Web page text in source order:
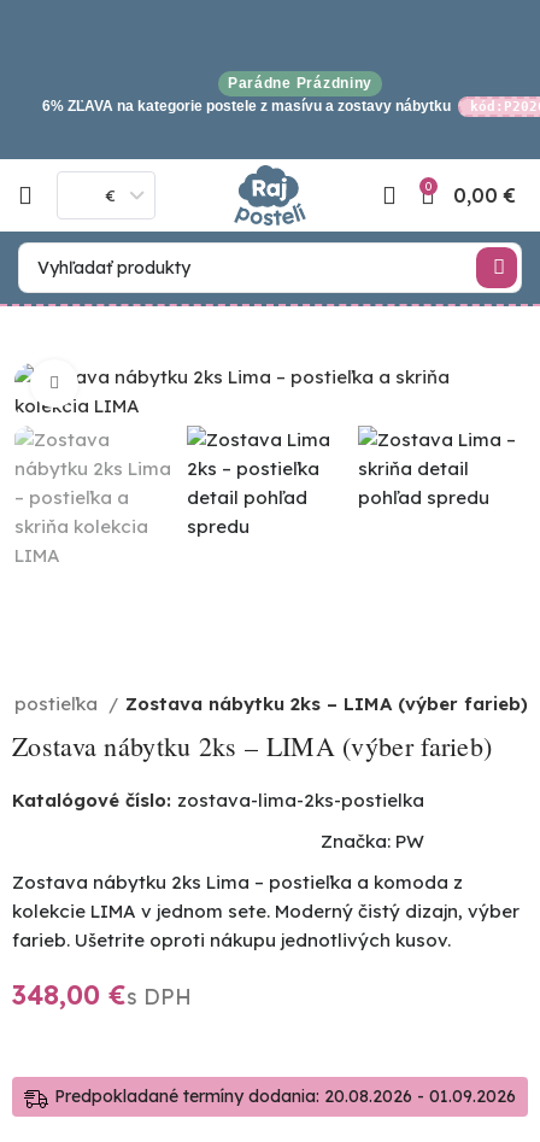
Parádne Prázdniny
6% ZĽAVA na kategorie postele z masívu a zostavy nábytku
€ 0 0,00€
Click to enlarge
postieľka Zostava nábytku 2ks – LIMA (výber farieb)
Zostava nábytku 2ks – LIMA (výber farieb)
Katalógové číslo: zostava-lima-2ks-postielka
Značka: PW
Zostava nábytku 2ks Lima – postieľka a komoda z
kolekcie LIMA v jednom sete. Moderný čistý dizajn, výber
farieb. Ušetrite oproti nákupu jednotlivých kusov.
€
Predpokladané termíny dodania: 20.08.2026 - 01.09.2026